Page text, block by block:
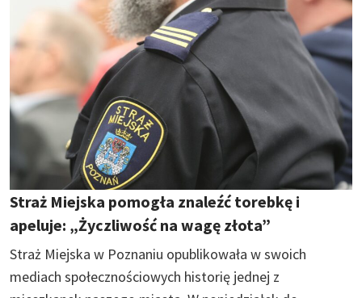
Straż Miejska pomogła znaleźć torebkę i
apeluje: „Życzliwość na wagę złota”
Straż Miejska w Poznaniu opublikowała w swoich
mediach społecznościowych historię jednej z